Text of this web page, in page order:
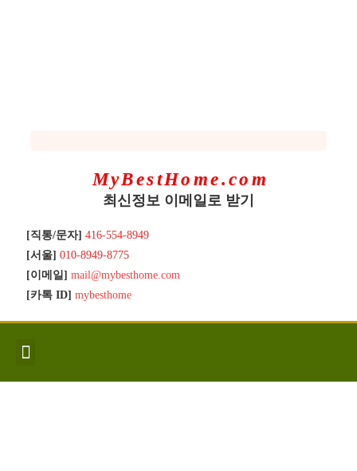
MyBestHome.com
최신정보 이메일로 받기
[직통/문자] 416-554-8949
[서울] 010-8949-8775
[이메일] mail@mybesthome.com
[카톡 ID] mybesthome